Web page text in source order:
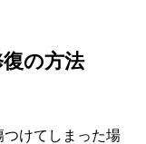
の方法
つけてしまった場